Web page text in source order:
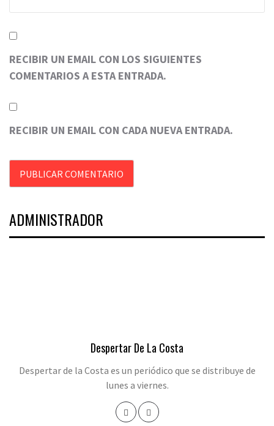
RECIBIR UN EMAIL CON LOS SIGUIENTES
COMENTARIOS A ESTA ENTRADA.
RECIBIR UN EMAIL CON CADA NUEVA ENTRADA.
ADMINISTRADOR
Despertar De La Costa
Despertar de la Costa es un periódico que se distribuye de
lunes a viernes.